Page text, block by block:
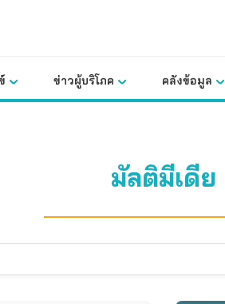
ข่าวผู้บริโภค คลังข้อมูล
มัลติมีเดีย